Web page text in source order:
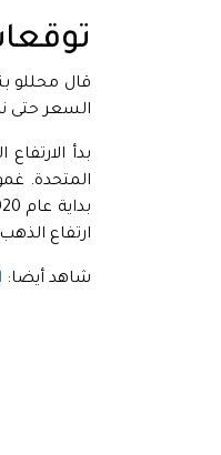
السعر حتى
المتحدة.
ارتفاع
شاهد أيضا: